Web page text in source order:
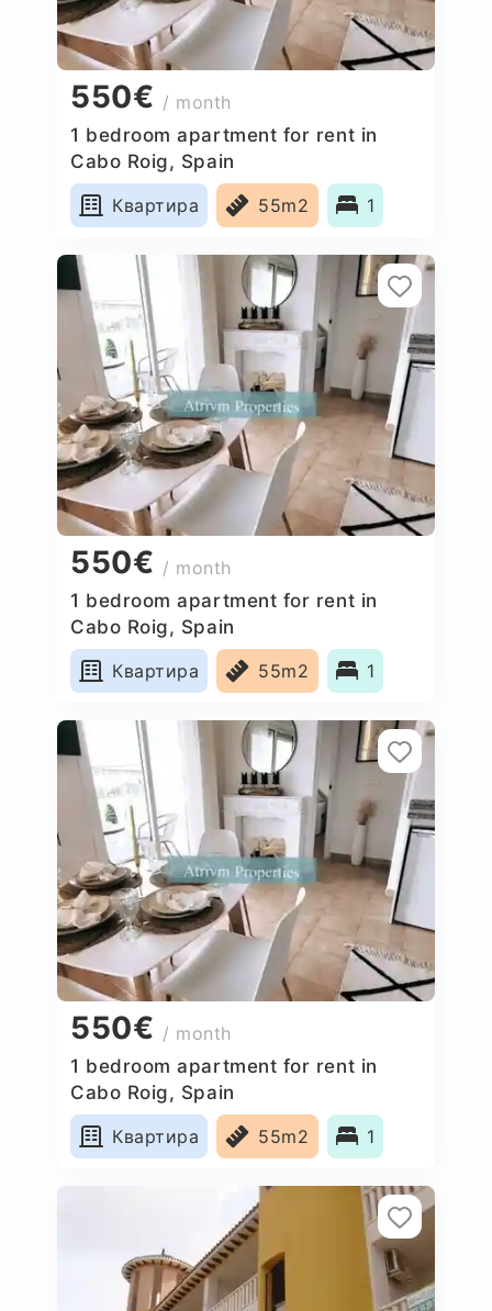
550€ / month
1 bedroom apartment for rent in
Cabo Roig, Spain
Квартира
55m2 1
550€ / month
1 bedroom apartment for rent in
Cabo Roig, Spain
Квартира
55m2 1
550€ / month
1 bedroom apartment for rent in
Cabo Roig, Spain
Квартира
55m2 1